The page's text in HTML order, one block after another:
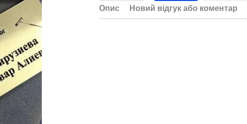
Опис Новий відгук або коментар